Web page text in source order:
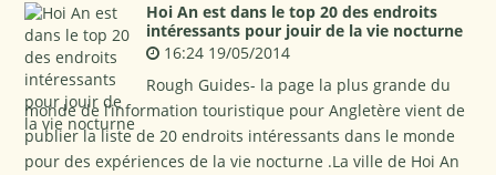
Hoi An est dans le top 20 des endroits
intéressants pour jouir de la vie nocturne
16:24 19/05/2014
Rough Guides- la page la plus grande du
monde de l’information touristique pour Angletère vient de
publier la liste de 20 endroits intéressants dans le monde
pour des expériences de la vie nocturne .La ville de Hoi An